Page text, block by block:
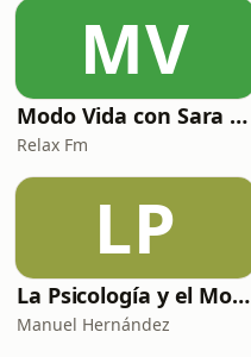
MV
Modo Vida con Sara Manzaneque
Relax Fm
LP
La Psicología y el Modelo Parcuve®
Manuel Hernández